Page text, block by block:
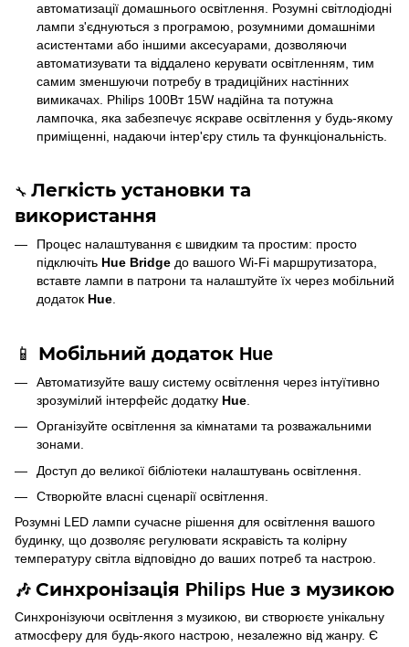
автоматизації домашнього освітлення. Розумні світлодіодні
лампи з'єднуються з програмою, розумними домашніми
асистентами або іншими аксесуарами, дозволяючи
автоматизувати та віддалено керувати освітленням, тим
самим зменшуючи потребу в традиційних настінних
вимикачах. Philips 100Вт 15W надійна та потужна
лампочка, яка забезпечує яскраве освітлення у будь-якому
приміщенні, надаючи інтер'єру стиль та функціональність.
🔧 Легкість установки та
використання
Процес налаштування є швидким та простим: просто
підключіть Hue Bridge до вашого Wi-Fi маршрутизатора,
вставте лампи в патрони та налаштуйте їх через мобільний
додаток Hue.
📱 Мобільний додаток Hue
Автоматизуйте вашу систему освітлення через інтуїтивно
зрозумілий інтерфейс додатку Hue
Організуйте освітлення за кімнатами та розважальними
зонами.
Доступ до великої бібліотеки налаштувань освітлення.
Створюйте власні сценарії освітлення.
Розумні LED лампи сучасне рішення для освітлення вашого
будинку, що дозволяє регулювати яскравість та колірну
температуру світла відповідно до ваших потреб та настрою.
🎶 Синхронізація Philips Hue з музикою
Синхронізуючи освітлення з музикою, ви створюєте унікальну
атмосферу для будь-якого настрою, незалежно від жанру. Є